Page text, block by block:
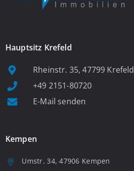
Hauptsitz Krefeld
Rheinstr. 35, 47799 Krefeld
+49 2151-80720
E-Mail senden
Kempen
Umstr. 34, 47906 Kempen